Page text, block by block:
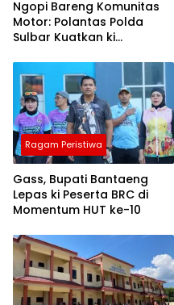
Ngopi Bareng Komunitas
Motor: Polantas Polda
Sulbar Kuatkan ki
Keselamatan
Ragam Peristiwa
Gass, Bupati Bantaeng
Lepas ki Peserta BRC di
Momentum HUT ke-10